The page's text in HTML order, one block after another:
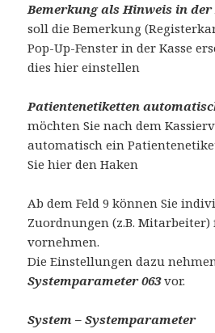
Bemerkung als Hinweis in der
soll die Bemerkung
Pop-Up-Fenster in der Kasse
dies hier einstellen
Patientenetiketten
möchten Sie nach dem
automatisch ein
Sie hier den Haken
Ab dem Feld 9 können Sie
Zuordnungen (z.B.
vornehmen.
Die Einstellungen dazu
Systemparameter 063vor.
System – Systemparameter